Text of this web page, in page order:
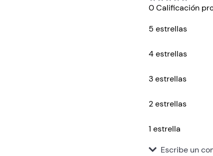
0 Calificación
5 estrellas
4 estrellas
3 estrellas
2 estrellas
1 estrella
Escribe un